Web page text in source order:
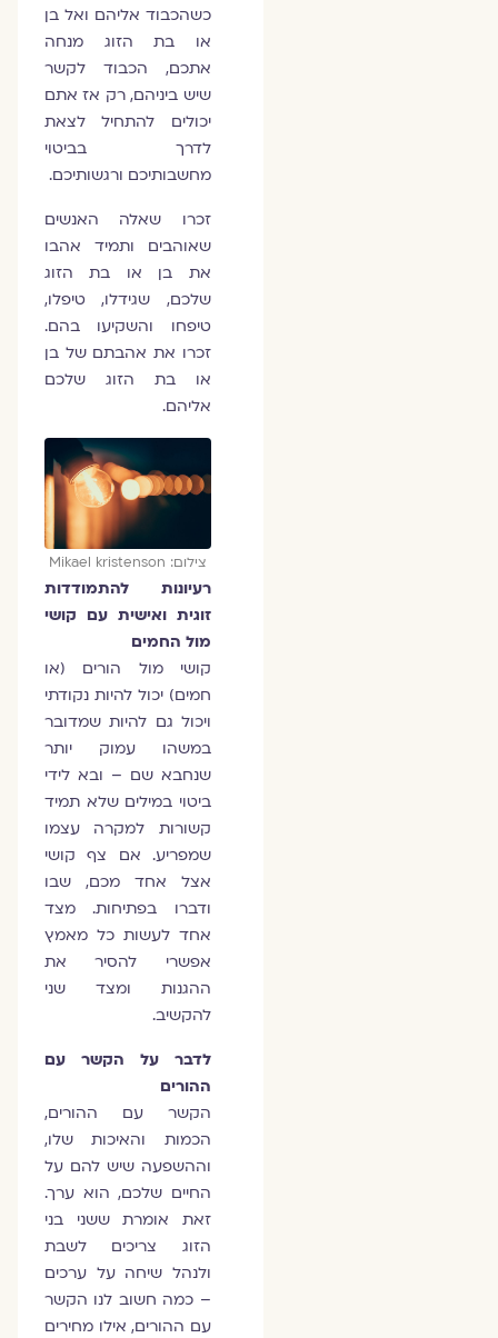
כשהכבוד אליהם ואל בן
או בת הזוג מנחה
אתכם, הכבוד לקשר
שיש ביניהם, רק אז אתם
יכולים להתחיל לצאת
לדרך בביטוי
מחשבותיכם ורגשותיכם.
זכרו שאלה האנשים
שאוהבים ותמיד אהבו
את בן או בת הזוג
שלכם, שגידלו, טיפלו,
טיפחו והשקיעו בהם.
זכרו את אהבתם של בן
או בת הזוג שלכם
אליהם.
צילום: Mikael kristenson
רעיונות להתמודדות
זוגית ואישית עם קושי
מול החמים
קושי מול הורים (או
חמים) יכול להיות נקודתי
ויכול גם להיות שמדובר
במשהו עמוק יותר
שנחבא שם – ובא לידי
ביטוי במילים שלא תמיד
קשורות למקרה עצמו
שמפריע. אם צף קושי
אצל אחד מכם, שבו
ודברו בפתיחות. מצד
אחד לעשות כל מאמץ
אפשרי להסיר את
ההגנות ומצד שני
להקשיב.
לדבר על הקשר עם
ההורים
הקשר עם ההורים,
הכמות והאיכות שלו,
וההשפעה שיש להם על
החיים שלכם, הוא ערך.
זאת אומרת ששני בני
הזוג צריכים לשבת
ולנהל שיחה על ערכים
– כמה חשוב לנו הקשר
עם ההורים, אילו מחירים